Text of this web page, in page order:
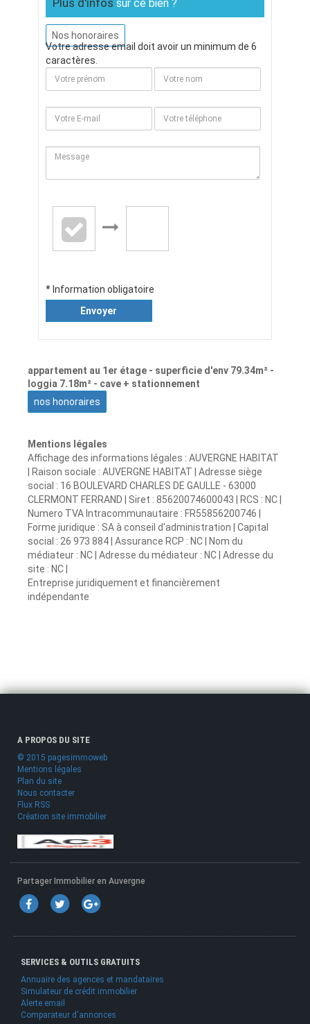
Plus d'infos sur ce bien ?
Nos honoraires
Votre adresse email doit avoir un minimum de 6
caractères.
* Information obligatoire
Envoyer
appartement au 1er étage - superficie d'env 79.34m² -
loggia 7.18m² - cave + stationnement
nos honoraires
Mentions légales
Affichage des informations légales : AUVERGNE HABITAT
| Raison sociale : AUVERGNE HABITAT | Adresse siège
social : 16 BOULEVARD CHARLES DE GAULLE - 63000
CLERMONT FERRAND | Siret : 85620074600043 | RCS : NC |
Numero TVA Intracommunautaire : FR55856200746 |
Forme juridique : SA à conseil d'administration | Capital
social : 26 973 884 | Assurance RCP : NC | Nom du
médiateur : NC | Adresse du médiateur : NC | Adresse du
site : NC |
Entreprise juridiquement et financièrement
indépendante
A PROPOS DU SITE
© 2015 pagesimmoweb
Mentions légales
Plan du site
Nous contacter
Flux RSS
Création site immobilier
Partager Immobilier en Auvergne
SERVICES & OUTILS GRATUITS
Annuaire des agences et mandataires
Simulateur de crédit immobilier
Alerte email
Comparateur d'annonces